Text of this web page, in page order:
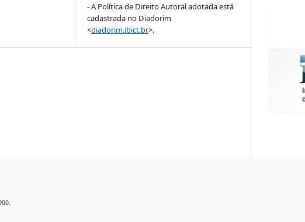
- A Política de Direito Autoral adotada está
cadastrada no Diadorim
<diadorim.ibict.br>.